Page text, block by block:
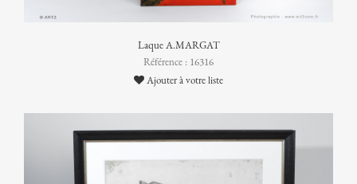
Laque A.MARGAT
Référence : 16316
Ajouter à votre liste